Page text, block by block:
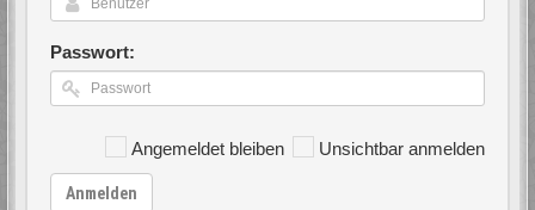
Passwort:
Angemeldet bleiben Unsichtbar anmelden
Anmelden